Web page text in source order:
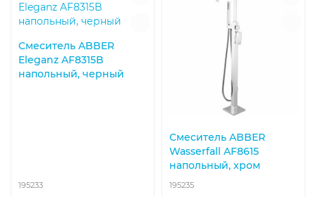
Смеситель ABBER
Eleganz AF8315B
напольный, черный
195233
Смеситель ABBER
Wasserfall AF8615
напольный, хром
195235